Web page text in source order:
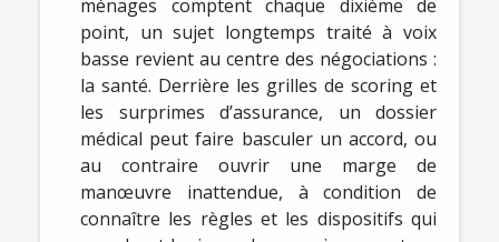
ménages comptent chaque dixième de
point, un sujet longtemps traité à voix
basse revient au centre des négociations :
la santé. Derrière les grilles de scoring et
les surprimes d’assurance, un dossier
médical peut faire basculer un accord, ou
au contraire ouvrir une marge de
manœuvre inattendue, à condition de
connaître les règles et les dispositifs qui